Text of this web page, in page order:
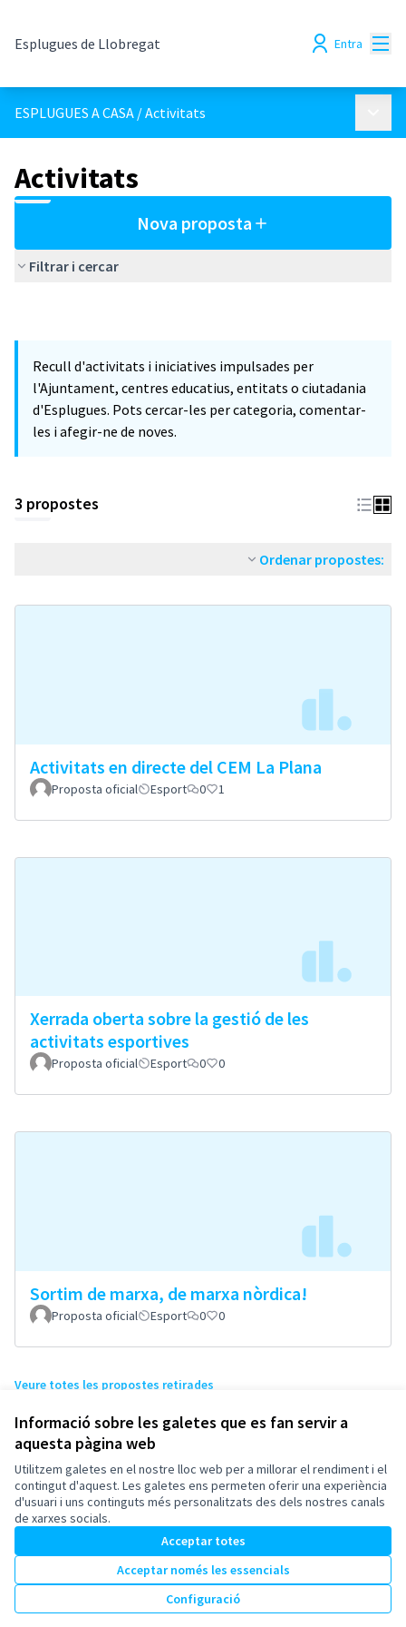
Informació sobre les galetes que es fan servir a
aquesta pàgina web
Utilitzem galetes en el nostre lloc web per a millorar el rendiment i el
contingut d'aquest. Les galetes ens permeten oferir una experiència
d'usuari i uns continguts més personalitzats des dels nostres canals
de xarxes socials.
Acceptar totes
Acceptar només les essencials
Configuració
Esplugues de Llobregat Entra
ESPLUGUES A CASA /Activitats
Activitats
Nova proposta
Filtrar i cercar
Recull d'activitats i iniciatives impulsades per
l'Ajuntament, centres educatius, entitats o ciutadania
d'Esplugues. Pots cercar-les per categoria, comentar-
les i afegir-ne de noves.
3 propostes
Ordenar propostes:
Activitats en directe del CEM La Plana
Proposta oficial Esport 0 1
Xerrada oberta sobre la gestió de les
activitats esportives
Proposta oficial Esport 0 0
Sortim de marxa, de marxa nòrdica!
Proposta oficial Esport 0 0
Veure totes les propostes retirades
Termes i condicions d'ús
Configuració de les galetes
Esplugues de Llobregat a X
(Enllaç extern)
Esplugues de Llobregat a Facebook
(Enllaç extern)
Esplugues de Llobregat a Instagram
(Enllaç extern)
Esplugues de Llobregat a YouTube
(Enllaç extern)
Triar la llenguaElegir el idioma
Web creada ambprogramari lliure .
Amb
(Enllaç